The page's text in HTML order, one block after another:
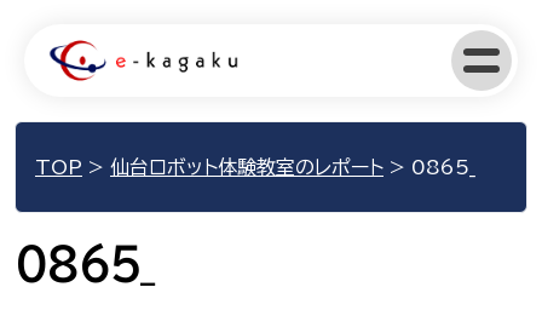
TOP > 仙台ロボット体験教室のレポート > 0865_
0865_